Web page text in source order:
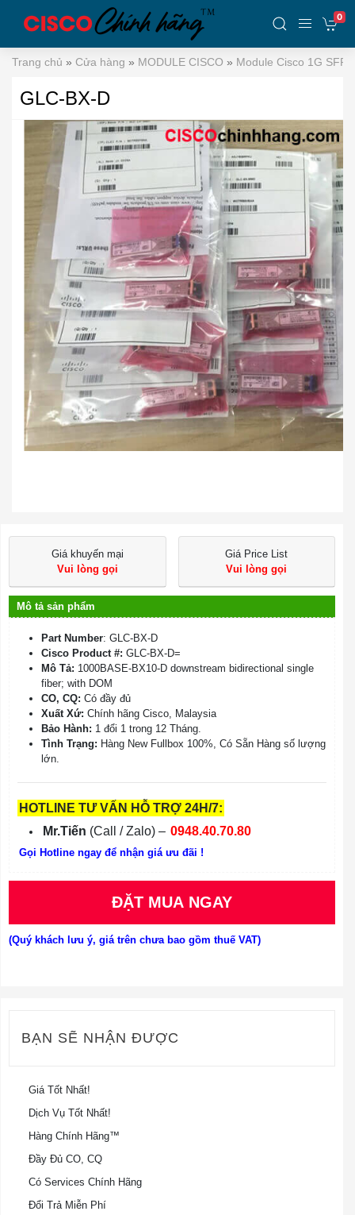
0
Trang chủ » Cửa hàng » MODULE CISCO » Module Cisco 1G SFP
GLC-BX-D
Giá khuyến mại
Vui lòng gọi
Giá Price List
Vui lòng gọi
Mô tả sản phẩm
Part Number: GLC-BX-D
Cisco Product #: GLC-BX-D=
Mô Tả: 1000BASE-BX10-D downstream bidirectional single
fiber; with DOM
CO, CQ: Có đầy đủ
Xuất Xứ: Chính hãng Cisco, Malaysia
Bảo Hành: 1 đổi 1 trong 12 Tháng.
Tình Trạng: Hàng New Fullbox 100%, Có Sẵn Hàng số lượng
lớn.
HOTLINE TƯ VẤN HỖ TRỢ 24H/7:
Mr.Tiến (Call / Zalo) – 0948.40.70.80
Gọi Hotline ngay để nhận giá ưu đãi !
ĐẶT MUA NGAY
(Quý khách lưu ý, giá trên chưa bao gồm thuế VAT)
BẠN SẼ NHẬN ĐƯỢC
Giá Tốt Nhất!
Dịch Vụ Tốt Nhất!
Hàng Chính Hãng™
Đầy Đủ CO, CQ
Có Services Chính Hãng
Đổi Trả Miễn Phí